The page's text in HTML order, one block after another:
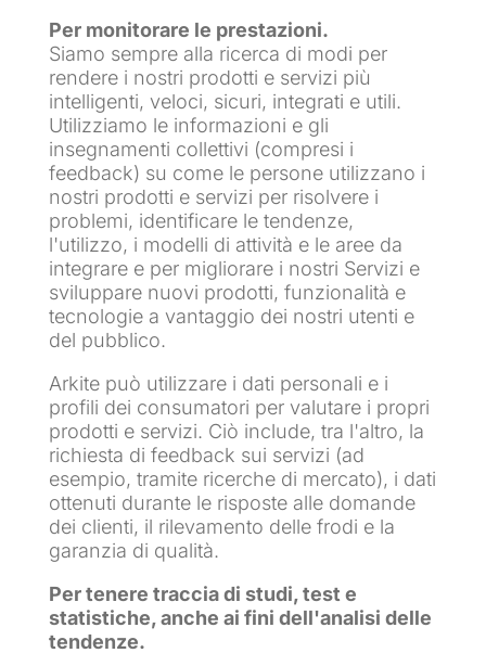
Per monitorare le prestazioni.
Siamo sempre alla ricerca di modi per
rendere i nostri prodotti e servizi più
intelligenti, veloci, sicuri, integrati e utili.
Utilizziamo le informazioni e gli
insegnamenti collettivi (compresi i
feedback) su come le persone utilizzano i
nostri prodotti e servizi per risolvere i
problemi, identificare le tendenze,
l'utilizzo, i modelli di attività e le aree da
integrare e per migliorare i nostri Servizi e
sviluppare nuovi prodotti, funzionalità e
tecnologie a vantaggio dei nostri utenti e
del pubblico.
Arkite può utilizzare i dati personali e i
profili dei consumatori per valutare i propri
prodotti e servizi. Ciò include, tra l'altro, la
richiesta di feedback sui servizi (ad
esempio, tramite ricerche di mercato), i dati
ottenuti durante le risposte alle domande
dei clienti, il rilevamento delle frodi e la
garanzia di qualità.
Per tenere traccia di studi, test e
statistiche, anche ai fini dell'analisi delle
tendenze.